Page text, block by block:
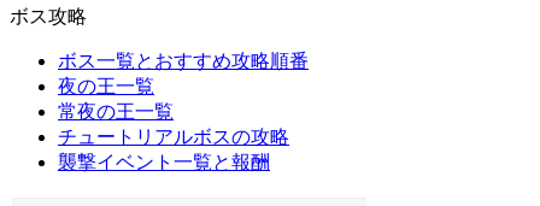
ボス攻略
ボス一覧とおすすめ攻略順番
夜の王一覧
常夜の王一覧
チュートリアルボスの攻略
襲撃イベント一覧と報酬